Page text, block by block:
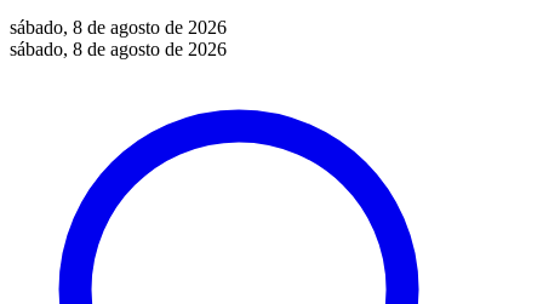
sábado, 8 de agosto de 2026
sábado, 8 de agosto de 2026